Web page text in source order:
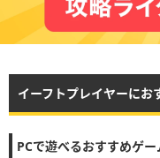
イーフトプレイヤーにお
PCで遊べるおすすめゲー